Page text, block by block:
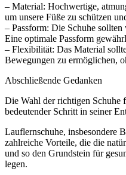
– Material: Hochwertige,
um unsere Füße zu schützen
– Passform: Die Schuhe
Eine optimale Passform
– Flexibilität: Das Material
Bewegungen zu ermöglichen,
Abschließende Gedanken
Die Wahl der richtigen Schuhe
bedeutender Schritt in seiner
Lauflernschuhe, insbesondere
zahlreiche Vorteile, die die
und so den Grundstein für
legen.